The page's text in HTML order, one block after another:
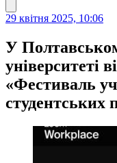
29 квітня 2025, 10:06
У
університеті
«Фестиваль
студентських